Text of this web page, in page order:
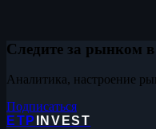
Следите за рынком в
Аналитика, настроение
Подписаться
ETP
INVEST